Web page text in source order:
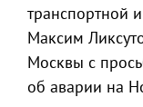
транспортной
Максим
Москвы с
об аварии на